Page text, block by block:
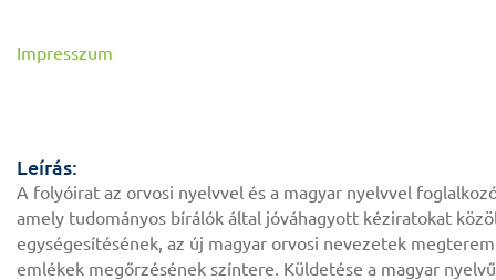
Impresszum
Leírás:
A folyóirat az orvosi nyelvvel és a magyar nyelvvel
amely tudományos bírálók által jóváhagyott kéziratokat
egységesítésének, az új magyar orvosi nevezetek
emlékek megőrzésének színtere. Küldetése a magyar